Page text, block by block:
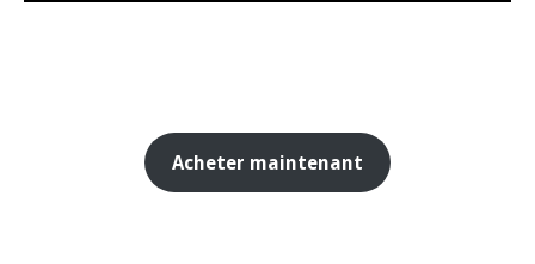
Acheter maintenant